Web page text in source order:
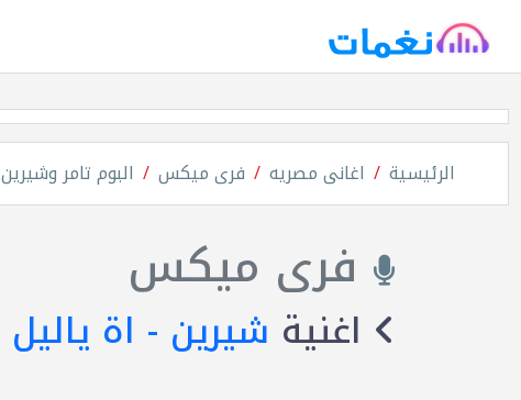
الرئيسية اغانى مصريه فرى ميكس البوم تامر وشيرين
فرى ميكس
اغنية شيرين - اة ياليل